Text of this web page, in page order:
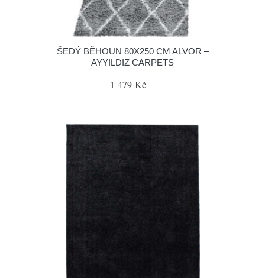
ŠEDÝ BĚHOUN 80X250 CM ALVOR –
AYYILDIZ CARPETS
1 479 Kč